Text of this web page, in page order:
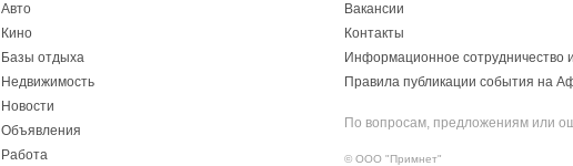
Авто
Кино
Базы отдыха
Недвижимость
Новости
Объявления
Работа
Вакансии
Контакты
Информационное
Правила публикации события на
По вопросам, предложениям или
© ООО "Примнет"